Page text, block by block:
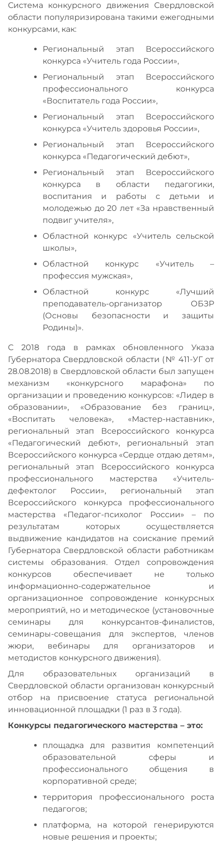
Система конкурсного движения Свердловской
области популяризирована такими ежегодными
конкурсами, как:
Региональный этап Всероссийского
конкурса «Учитель года России»,
Региональный этап Всероссийского
профессионального конкурса
«Воспитатель года России»,
Региональный этап Всероссийского
конкурса «Учитель здоровья России»,
Региональный этап Всероссийского
конкурса «Педагогический дебют»,
Региональный этап Всероссийского
конкурса в области педагогики,
воспитания и работы с детьми и
молодежью до 20 лет «За нравственный
подвиг учителя»,
Областной конкурс «Учитель сельской
школы»,
Областной конкурс «Учитель –
профессия мужская»,
Областной конкурс «Лучший
преподаватель-организатор ОБЗР
(Основы безопасности и защиты
Родины)».
С 2018 года в рамках обновленного Указа
Губернатора Свердловской области (№ 411-УГ от
28.08.2018) в Свердловской области был запущен
механизм «конкурсного марафона» по
организации и проведению конкурсов: «Лидер в
образовании», «Образование без границ»,
«Воспитать человека», «Мастер-наставник»,
региональный этап Всероссийского конкурса
«Педагогический дебют», региональный этап
Всероссийского конкурса «Сердце отдаю детям»,
региональный этап Всероссийского конкурса
профессионального мастерства «Учитель-
дефектолог России», региональный этап
Всероссийского конкурса профессионального
мастерства «Педагог-психолог России» – по
результатам которых осуществляется
выдвижение кандидатов на соискание премий
Губернатора Свердловской области работникам
системы образования. Отдел сопровождения
конкурсов обеспечивает не только
информационно-содержательное и
организационное сопровождение конкурсных
мероприятий, но и методическое (установочные
семинары для конкурсантов-финалистов,
семинары-совещания для экспертов, членов
жюри, вебинары для организаторов и
методистов конкурсного движения).
Для образовательных организаций в
Свердловской области организован конкурсный
отбор на присвоение статуса региональной
инновационной площадки (1 раз в 3 года).
Конкурсы педагогического мастерства – это:
площадка для развития компетенций
образовательной сферы и
профессионального общения в
корпоративной среде;
территория профессионального роста
педагогов;
платформа, на которой генерируются
новые решения и проекты;